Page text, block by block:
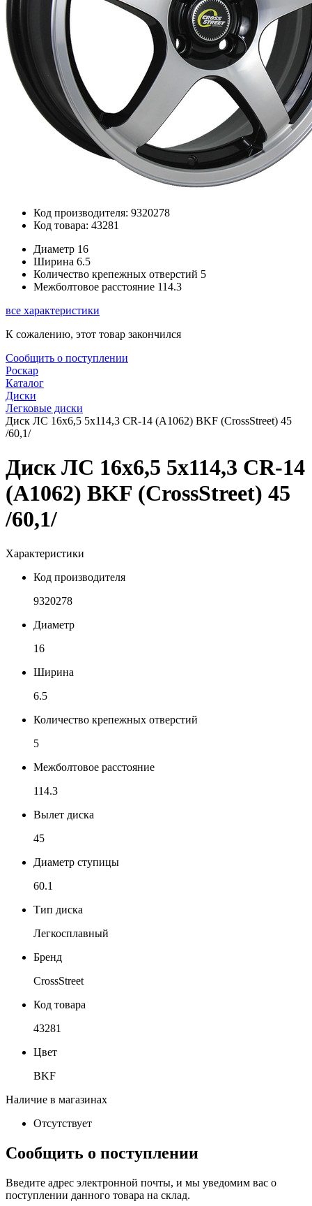
Код производителя: 9320278
Код товара: 43281
Диаметр 16
Ширина 6.5
Количество крепежных отверстий 5
Межболтовое расстояние 114.3
все характеристики
К сожалению, этот товар закончился
Сообщить о поступлении
Роскар
Каталог
Диски
Легковые диски
Диск ЛС 16x6,5 5x114,3 CR-14 (A1062) BKF (CrossStreet) 45
/60,1/
Диск ЛС 16x6,5 5x114,3 CR-14
(A1062) BKF (CrossStreet) 45
/60,1/
Характеристики
Код производителя
9320278
Диаметр
16
Ширина
6.5
Количество крепежных отверстий
5
Межболтовое расстояние
114.3
Вылет диска
45
Диаметр ступицы
60.1
Тип диска
Легкосплавный
Бренд
CrossStreet
Код товара
43281
Цвет
BKF
Наличие в магазинах
Отсутствует
Сообщить о поступлении
Введите адрес электронной почты, и мы уведомим вас о
поступлении данного товара на склад.